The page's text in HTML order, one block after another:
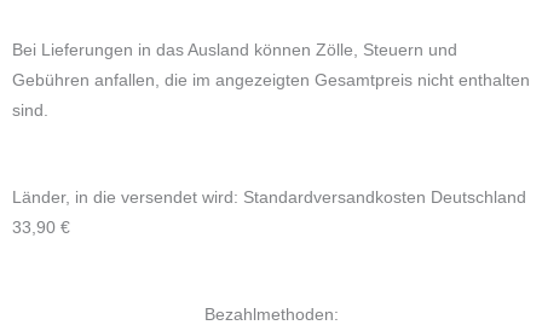
Bei Lieferungen in das Ausland können Zölle, Steuern und
Gebühren anfallen, die im angezeigten Gesamtpreis nicht enthalten
sind.
Länder, in die versendet wird: Standardversandkosten Deutschland
33,90 €
Bezahlmethoden: